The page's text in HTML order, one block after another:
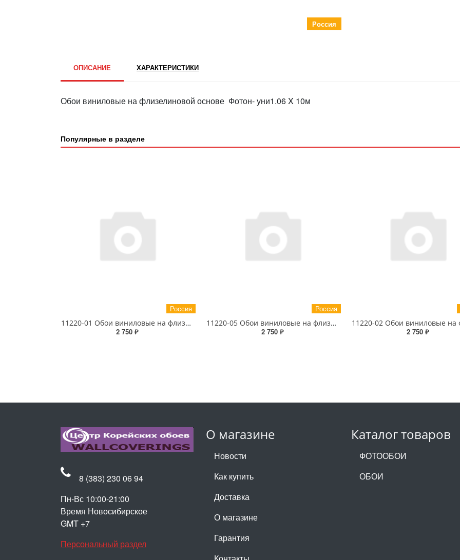
Россия
ОПИСАНИЕ ХАРАКТЕРИСТИКИ
Обои виниловые на флизелиновой основе Фотон- уни1.06 X 10м
Популярные в разделе
Россия
11220-01 Обои виниловые на флизелиновой основе Фотон- уни1.06 X 10 м
2 750 ₽
Россия
11220-05 Обои виниловые на флизелиновой основе Фотон- уни1.06 X 10м
2 750 ₽
2 750 ₽
О магазине
Новости
Как купить
Доставка
О магазине
Гарантия
Каталог товаров
ФОТООБОИ
ОБОИ
8 (383) 230 06 94
Пн-Вс 10:00-21:00
Время Новосибирское
GMT +7
Персональный раздел